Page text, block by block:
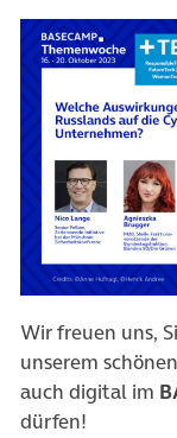
(öffnet in neuem
Wir freuen uns,
unserem schönen
auch digital im
dürfen!